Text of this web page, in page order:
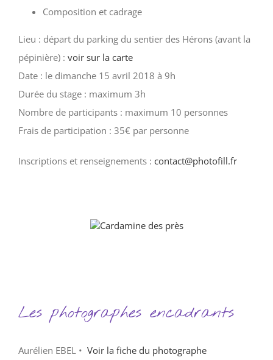
Composition et cadrage
Lieu : départ du parking du sentier des Hérons (avant la
pépinière) : voir sur la carte
Date : le dimanche 15 avril 2018 à 9h
Durée du stage : maximum 3h
Nombre de participants : maximum 10 personnes
Frais de participation : 35€ par personne
Inscriptions et renseignements : contact@photofill.fr
Les photographes encadrants
Aurélien EBEL • Voir la fiche du photographe